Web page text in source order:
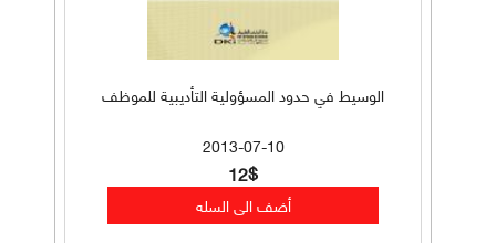
الوسيط في حدود المسؤولية التأديبية للموظف
2013-07-10
12$